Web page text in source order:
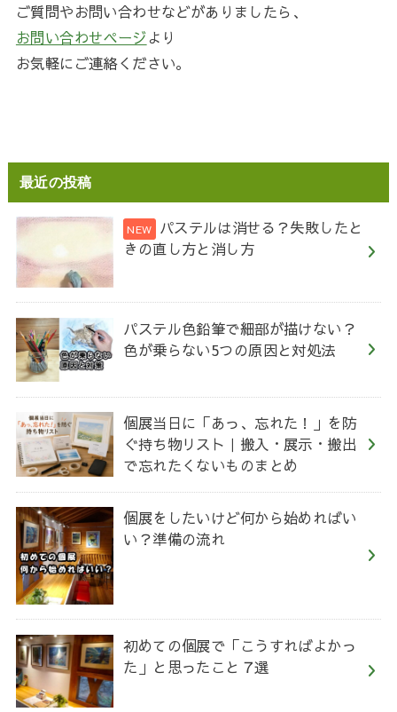
ご質問やお問い合わせなどがありましたら、
お問い合わせページより
お気軽にご連絡ください。
最近の投稿
パステルは消せる？失敗したと
きの直し方と消し方
パステル色鉛筆で細部が描けない？
色が乗らない5つの原因と対処法
個展当日に「あっ、忘れた！」を防
ぐ持ち物リスト｜搬入・展示・搬出
で忘れたくないものまとめ
個展をしたいけど何から始めればい
い？準備の流れ
初めての個展で「こうすればよかっ
た」と思ったこと７選